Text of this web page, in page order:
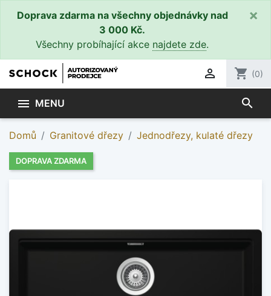
Doprava zdarma na všechny objednávky nad
3 000 Kč.
Všechny probíhající akce najdete zde.
×
 shopping_cart (0)
 MENU search
Domů Granitové dřezy Jednodřezy, kulaté dřezy
DOPRAVA ZDARMA